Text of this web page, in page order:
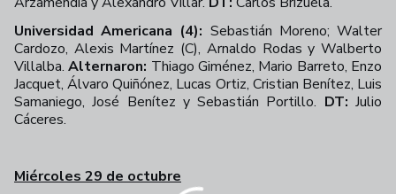
Universidad Americana (4): Sebastián Moreno; Walter
Cardozo, Alexis Martínez (C), Arnaldo Rodas y Walberto
Villalba.Alternaron: Thiago Giménez, Mario Barreto, Enzo
Jacquet, Álvaro Quiñónez, Lucas Ortiz, Cristian Benítez, Luis
Samaniego, José Benítez ySebastián Portillo. DT:Julio
Cáceres.
Miércoles 29 de octubre